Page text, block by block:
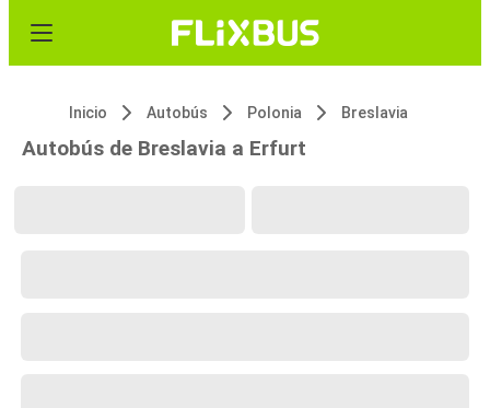
Inicio Autobús Polonia Breslavia
Autobús de Breslavia a Erfurt